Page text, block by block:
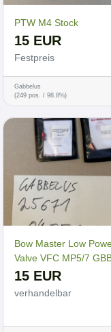
PTW M4 Stock
15 EUR
Festpreis
Gabbelus
(249 pos. / 98.8%)
Bow Master Low
Valve VFC MP5/7
15 EUR
verhandelbar